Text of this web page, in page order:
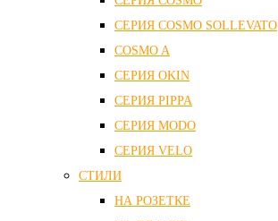
СЕРИЯ COSMO SOLLEVATO
COSMO A
СЕРИЯ OKIN
СЕРИЯ PIPPA
СЕРИЯ MODO
СЕРИЯ VELO
СТИЛИ
НА РОЗЕТКЕ